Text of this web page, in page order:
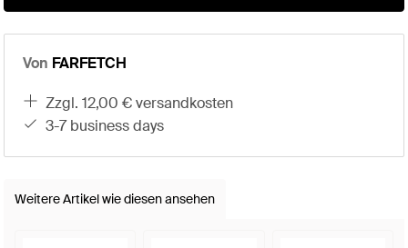
Von FARFETCH
zzgl. 12,00 € versandkosten
3-7 business days
Weitere Artikel wie diesen ansehen